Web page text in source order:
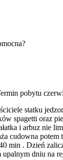
pobytu
statku
spagetti oraz
i arbuz nie
cudowna
min . Dzień
dniu na